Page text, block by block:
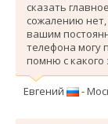
сказать
сожалению нет,
вашим
телефона могу
помню с какого
Евгений -